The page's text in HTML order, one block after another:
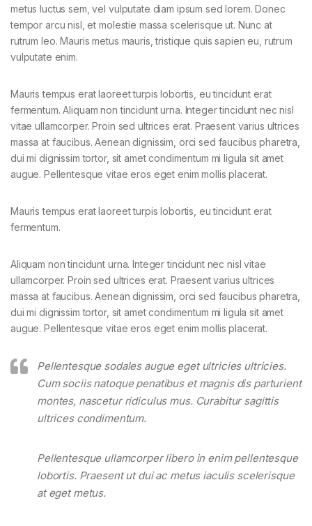
metus luctus sem, vel vulputate diam ipsum sed lorem. Donec
tempor arcu nisl, et molestie massa scelerisque ut. Nunc at
rutrum leo. Mauris metus mauris, tristique quis sapien eu, rutrum
vulputate enim.
Mauris tempus erat laoreet turpis lobortis, eu tincidunt erat
fermentum. Aliquam non tincidunt urna. Integer tincidunt nec nisl
vitae ullamcorper. Proin sed ultrices erat. Praesent varius ultrices
massa at faucibus. Aenean dignissim, orci sed faucibus pharetra,
dui mi dignissim tortor, sit amet condimentum mi ligula sit amet
augue. Pellentesque vitae eros eget enim mollis placerat.
Mauris tempus erat laoreet turpis lobortis, eu tincidunt erat
fermentum.
Aliquam non tincidunt urna. Integer tincidunt nec nisl vitae
ullamcorper. Proin sed ultrices erat. Praesent varius ultrices
massa at faucibus. Aenean dignissim, orci sed faucibus pharetra,
dui mi dignissim tortor, sit amet condimentum mi ligula sit amet
augue. Pellentesque vitae eros eget enim mollis placerat.
Pellentesque sodales augue eget ultricies ultricies.
Cum sociis natoque penatibus et magnis dis parturient
montes, nascetur ridiculus mus. Curabitur sagittis
ultrices condimentum.
Pellentesque ullamcorper libero in enim pellentesque
lobortis. Praesent ut dui ac metus iaculis scelerisque
at eget metus.